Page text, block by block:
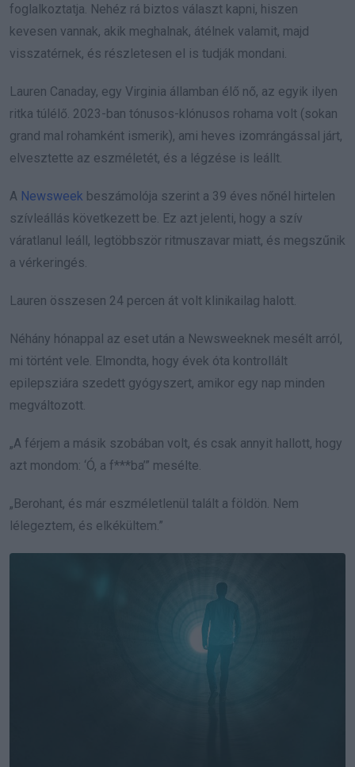
foglalkoztatja. Nehéz rá biztos választ kapni, hiszen
kevesen vannak, akik meghalnak, átélnek valamit, majd
visszatérnek, és részletesen el is tudják mondani.
Lauren Canaday, egy Virginia államban élő nő, az egyik ilyen
ritka túlélő. 2023-ban tónusos-klónusos rohama volt (sokan
grand mal rohamként ismerik), ami heves izomrángással járt,
elvesztette az eszméletét, és a légzése is leállt.
A Newsweek beszámolója szerint a 39 éves nőnél hirtelen
szívleállás következett be. Ez azt jelenti, hogy a szív
váratlanul leáll, legtöbbször ritmuszavar miatt, és megszűnik
a vérkeringés.
Lauren összesen 24 percen át volt klinikailag halott.
Néhány hónappal az eset után a Newsweeknek mesélt arról,
mi történt vele. Elmondta, hogy évek óta kontrollált
epilepsziára szedett gyógyszert, amikor egy nap minden
megváltozott.
„A férjem a másik szobában volt, és csak annyit hallott, hogy
azt mondom: ‘Ó, a f***ba’” mesélte.
„Berohant, és már eszméletlenül talált a földön. Nem
lélegeztem, és elkékültem.”